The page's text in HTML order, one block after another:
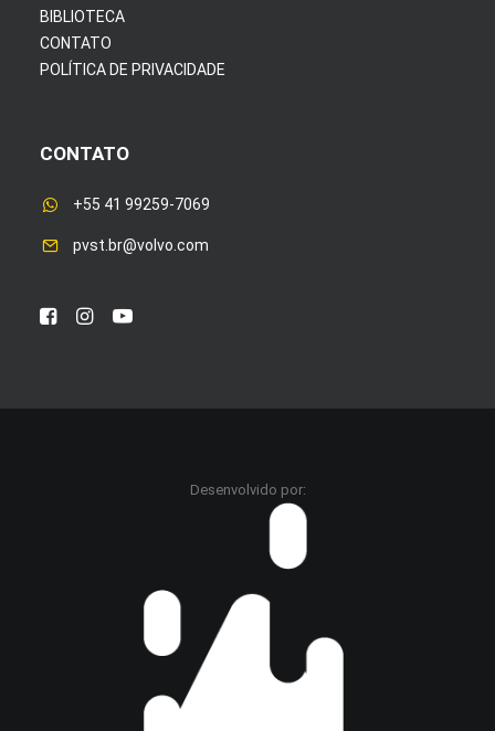
BIBLIOTECA
CONTATO
POLÍTICA DE PRIVACIDADE
CONTATO
+55 41 99259-7069
pvst.br@volvo.com
Desenvolvido por: